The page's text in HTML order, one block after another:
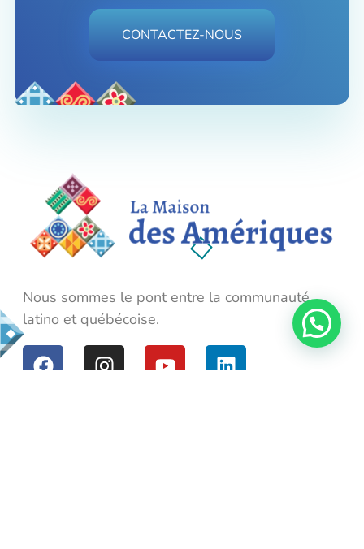
CONTACTEZ-NOUS
Nous sommes le pont entre la communauté
latino et québécoise.